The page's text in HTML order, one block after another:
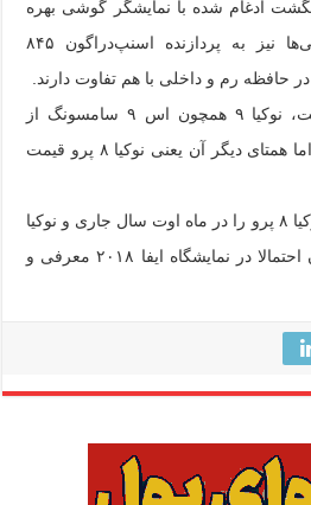
ادغام شده با نمایشگر گوشی بهره
می‌برد. هر دوی این گوشی‌ها نیز به پردازنده اسنپ‌دراگون ۸۴۵
حافظه رم و داخلی با هم تفاوت دارند.
انتظار می‌رود از لحاظ قیمت، نوکیا ۹ همچون اس ۹ سامسونگ از
قیمت بالایی برخوردار باشد اما همتای دیگر آن یعنی نوکیا ۸ پرو قیمت
اچ ام دی گلوبال قصد دارد نوکیا ۸ پرو را در ماه اوت سال جاری و نوکیا
۹ را حدود یک ماه پس از آن احتمالا در نمایشگاه ایفا ۲۰۱۸ معرفی و